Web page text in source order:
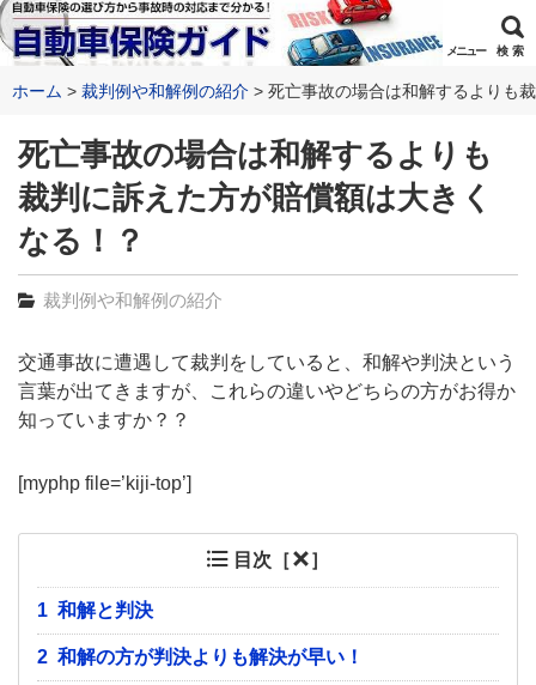
メニュー 検 索
ホーム 裁判例や和解例の紹介 死亡事故の場合は和解するよりも
死亡事故の場合は和解するよりも
裁判に訴えた方が賠償額は大きく
なる！？
裁判例や和解例の紹介
交通事故に遭遇して裁判をしていると、和解や判決という
言葉が出てきますが、これらの違いやどちらの方がお得か
知っていますか？？
[myphp file=’kiji-top’]
目次［ ］
1 和解と判決
2 和解の方が判決よりも解決が早い！